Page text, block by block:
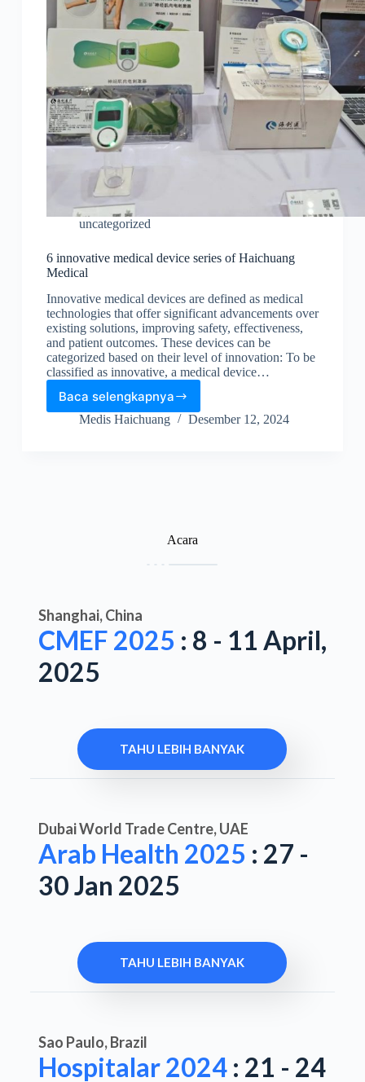
uncategorized
6 innovative medical device series of Haichuang
Medical
Innovative medical devices are defined as medical
technologies that offer significant advancements over
existing solutions, improving safety, effectiveness,
and patient outcomes. These devices can be
categorized based on their level of innovation: To be
classified as innovative, a medical device…
Baca selengkapnya
Medis Haichuang Desember 12, 2024
Acara
Shanghai, China
CMEF 2025 : 8 - 11 April,
2025
TAHU LEBIH BANYAK
Dubai World Trade Centre, UAE
Arab Health 2025 : 27 -
30 Jan 2025
TAHU LEBIH BANYAK
Sao Paulo, Brazil
Hospitalar 2024: 21 - 24